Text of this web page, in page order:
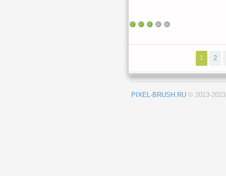
1 2
PIXEL-BRUSH.RU © 2013-